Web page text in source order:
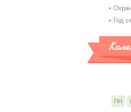
Год
ПН